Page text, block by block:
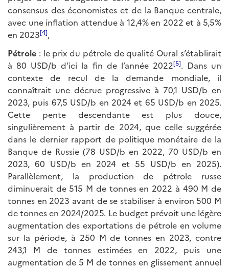
consensus des économistes et de la Banque centrale,
avec une inflation attendue à 12,4% en 2022 et à 5,5%
en 2023[4],
Pétrole : le prix du pétrole de qualité Oural s’établirait
à 80 USD/b d’ici la fin de l’année 2022[5]. Dans un
contexte de recul de la demande mondiale, il
connaîtrait une décrue progressive à 70,1 USD/b en
2023, puis 67,5 USD/b en 2024 et 65 USD/b en 2025.
Cette pente descendante est plus douce,
singulièrement à partir de 2024, que celle suggérée
dans le dernier rapport de politique monétaire de la
Banque de Russie (78 USD/b en 2022, 70 USD/b en
2023, 60 USD/b en 2024 et 55 USD/b en 2025).
Parallèlement, la production de pétrole russe
diminuerait de 515 M de tonnes en 2022 à 490 M de
tonnes en 2023 avant de se stabiliser à environ 500 M
de tonnes en 2024/2025. Le budget prévoit une légère
augmentation des exportations de pétrole en volume
sur la période, à 250 M de tonnes en 2023, contre
243,1 M de tonnes estimées en 2022, puis une
augmentation de 5 M de tonnes en glissement annuel